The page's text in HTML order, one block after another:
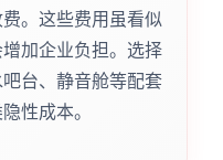
。这些费用虽看似
加企业负担。选择
台、静音舱等配套
性成本。